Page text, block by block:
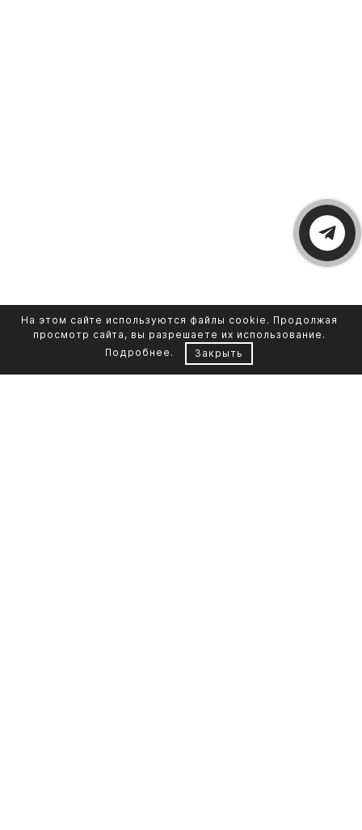
На этом сайте используются файлы cookie. Продолжая
просмотр сайта, вы разрешаете их использование.
Подробнее . Закрыть